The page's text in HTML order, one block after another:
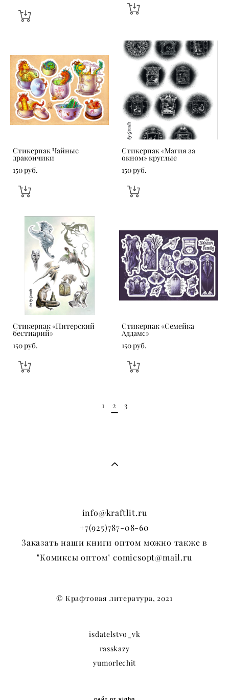
Стикерпак Чайные
дракончики
150 pуб.
Стикерпак «‎Магия за
окном» круглые
150 pуб.
Стикерпак «Питерский
бестиарий»
150 pуб.
Стикерпак «Семейка
Аддамс»
150 pуб.
1 2 3
info@kraftlit.ru
+7(925)787-08-60
Заказать наши книги оптом можно также в
"Комиксы оптом" comicsopt@mail.ru
© Крафтовая литература, 2021
isdatelstvo_vk
rasskazy
yumorlechit
сайт от vigbo